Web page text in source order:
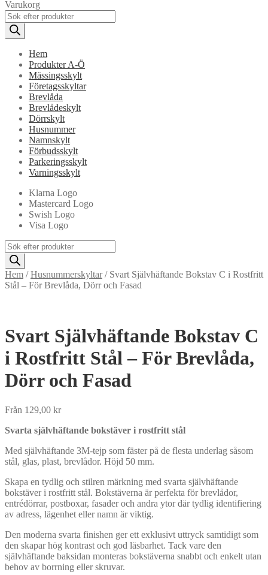
Varukorg
Products
search
Hem
Produkter A-Ö
Mässingsskylt
Företagsskyltar
Brevlåda
Brevlådeskylt
Dörrskylt
Husnummer
Namnskylt
Förbudsskylt
Parkeringsskylt
Varningsskylt
Klarna Logo
Mastercard Logo
Swish Logo
Visa Logo
Products
search
Hem /Husnummerskyltar/ Svart Självhäftande Bokstav C i Rostfritt
Stål – För Brevlåda, Dörr och Fasad
Svart Självhäftande Bokstav C
i Rostfritt Stål – För Brevlåda,
Dörr och Fasad
Från 129,00 kr
Svarta självhäftande bokstäver i rostfritt stål
Med självhäftande 3M-tejp som fäster på de flesta underlag såsom
stål, glas, plast, brevlådor. Höjd 50 mm.
Skapa en tydlig och stilren märkning med svarta självhäftande
bokstäver i rostfritt stål. Bokstäverna är perfekta för brevlådor,
entrédörrar, postboxar, fasader och andra ytor där tydlig identifiering
av adress, lägenhet eller namn är viktig.
Den moderna svarta finishen ger ett exklusivt uttryck samtidigt som
den skapar hög kontrast och god läsbarhet. Tack vare den
självhäftande baksidan monteras bokstäverna snabbt och enkelt utan
behov av borrning eller skruvar.